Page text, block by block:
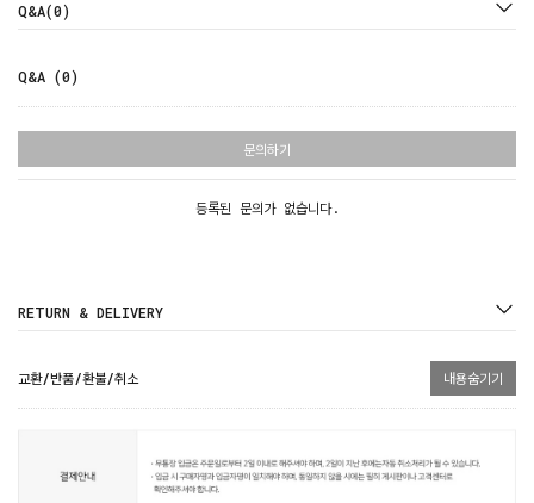
Q&A(0)
Q&A (0)
문의하기
등록된 문의가 없습니다.
RETURN & DELIVERY
교환/반품/환불/취소 내용숨기기